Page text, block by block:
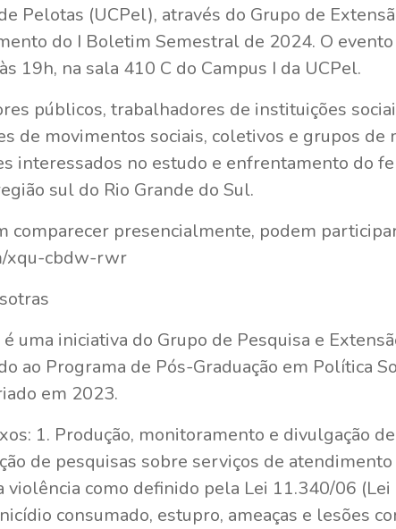
Pelotas (UCPel), através do Grupo de
do I Boletim Semestral de 2024. O
19h, na sala 410 C do Campus I da UCPel.
públicos, trabalhadores de instituições
de movimentos sociais, coletivos e grupos de
interessados no estudo e enfrentamento do
sul do Rio Grande do Sul.
comparecer presencialmente, podem
xqu-cbdw-rwr
uma iniciativa do Grupo de Pesquisa e
ao Programa de Pós-Graduação em Política
em 2023.
1. Produção, monitoramento e divulgação
de pesquisas sobre serviços de
como definido pela Lei 11.340/06
consumado, estupro, ameaças e lesões